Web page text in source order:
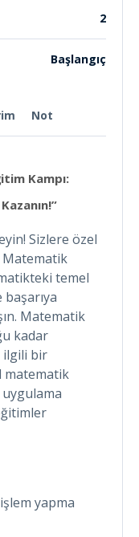
Not
Kampı:
Sizlere özel
Matematik
temel
Matematik
kadar
ilgili bir
matematik
uygulama
yapma
2
Başlangıç